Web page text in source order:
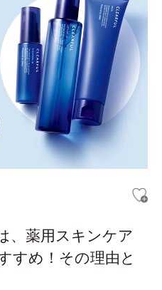
、薬用スキンケア
すめ！その理由と